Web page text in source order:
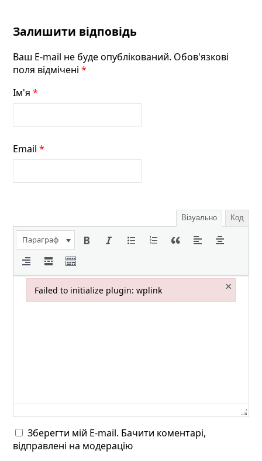
Залишити відповідь
Ваш E-mail не буде опублікований. Обов'язкові
поля відмічені*
Ім'я*
Email*
Візуально Код
Параграф
Зберегти мій E-mail. Бачити коментарі,
відправлені на модерацію
Failed to initialize plugin: wplink ×
Failed to initialize plugin: wplink